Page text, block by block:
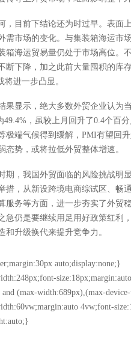
，目前下结论还为时过早。表面
需市场的变化。与集装箱海运市
箱海运贸易量仍处于市场高位。
断下降，加之此前大量囤积的库
进一步凸显。
果显示，绝大多数外贸企业认为
49.4%，虽较上月回升了0.4个百
极端气候得到缓解，PMI有望回
势，或将拉低外贸整体增速。
期，我国外贸面临的风险挑战明
措，从新设跨境电商综试区、畅
服务等方面，进一步夯实了外贸
急仍是要继续用足用好政策红利
升级换代来提升竞争力。
auto;display:none;}
(max-width:689px),(max-
4vw;font-